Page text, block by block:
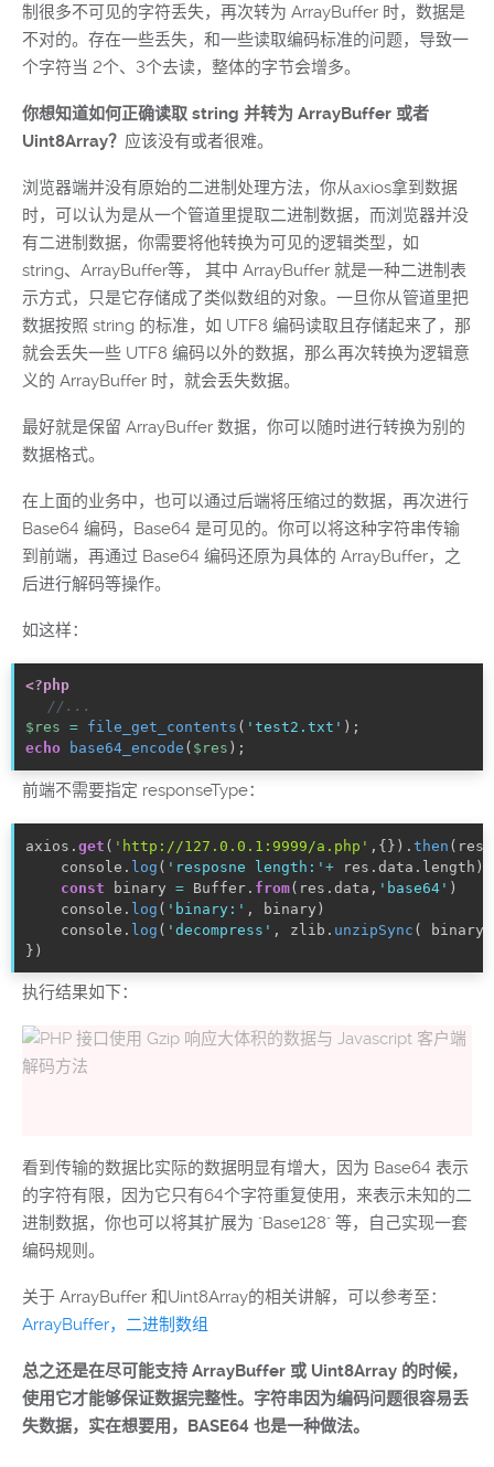
制很多不可见的字符丢失，再次转为 ArrayBuffer 时，数据是
不对的。存在一些丢失，和一些读取编码标准的问题，导致一
个字符当 2个、3个去读，整体的字节会增多。
你想知道如何正确读取 string 并转为 ArrayBuffer 或者
Uint8Array？ 应该没有或者很难。
浏览器端并没有原始的二进制处理方法，你从axios拿到数据
时，可以认为是从一个管道里提取二进制数据，而浏览器并没
有二进制数据，你需要将他转换为可见的逻辑类型，如
string、ArrayBuffer等， 其中 ArrayBuffer 就是一种二进制表
示方式，只是它存储成了类似数组的对象。一旦你从管道里把
数据按照 string 的标准，如 UTF8 编码读取且存储起来了，那
就会丢失一些 UTF8 编码以外的数据，那么再次转换为逻辑意
义的 ArrayBuffer 时，就会丢失数据。
最好就是保留 ArrayBuffer 数据，你可以随时进行转换为别的
数据格式。
在上面的业务中，也可以通过后端将压缩过的数据，再次进行
Base64 编码，Base64 是可见的。你可以将这种字符串传输
到前端，再通过 Base64 编码还原为具体的 ArrayBuffer，之
后进行解码等操作。
如这样：
<?php
//...
$res = file_get_contents ( 'test2.txt' ) ;
echo
base64_encode ( $res ) ;
前端不需要指定 responseType：
axios . get ( ' http://127.0.0.1:9999/a.php' , {} ) . then ( res
console . log ( 'resposne length:' + res . data . length )
const binary = Buffer . from( res . data , 'base64' )
console . log ( 'binary:' , binary )
console . log ( 'decompress' , zlib . unzipSync ( binary
} )
执行结果如下：
看到传输的数据比实际的数据明显有增大，因为 Base64 表示
的字符有限，因为它只有64个字符重复使用，来表示未知的二
进制数据，你也可以将其扩展为 "Base128" 等，自己实现一套
编码规则。
关于 ArrayBuffer 和Uint8Array的相关讲解，可以参考至：
ArrayBuffer，二进制数组
总之还是在尽可能支持 ArrayBuffer 或 Uint8Array 的时候，
使用它才能够保证数据完整性。字符串因为编码问题很容易丢
失数据，实在想要用，BASE64 也是一种做法。